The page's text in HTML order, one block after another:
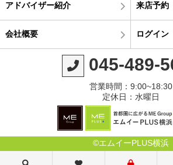
アドバイザー紹介 来店予約
会社概要 ログイン
045-489-
営業時間：9:00~18:30
定休日：水曜日
©エムイーPLUS横浜